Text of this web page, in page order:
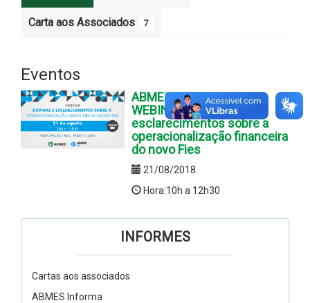
Carta aos Associados 7
Eventos
ABMES TV ESPECIAL -
WEBINAR: Dúvidas e
esclarecimentos sobre a
operacionalização financeira
do novo Fies
21/08/2018
Hora:10h a 12h30
INFORMES
Cartas aos associados
ABMES Informa